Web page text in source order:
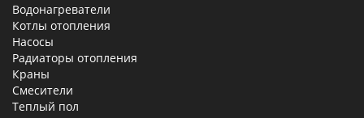
Водонагреватели
Котлы отопления
Насосы
Радиаторы отопления
Краны
Смесители
Теплый пол